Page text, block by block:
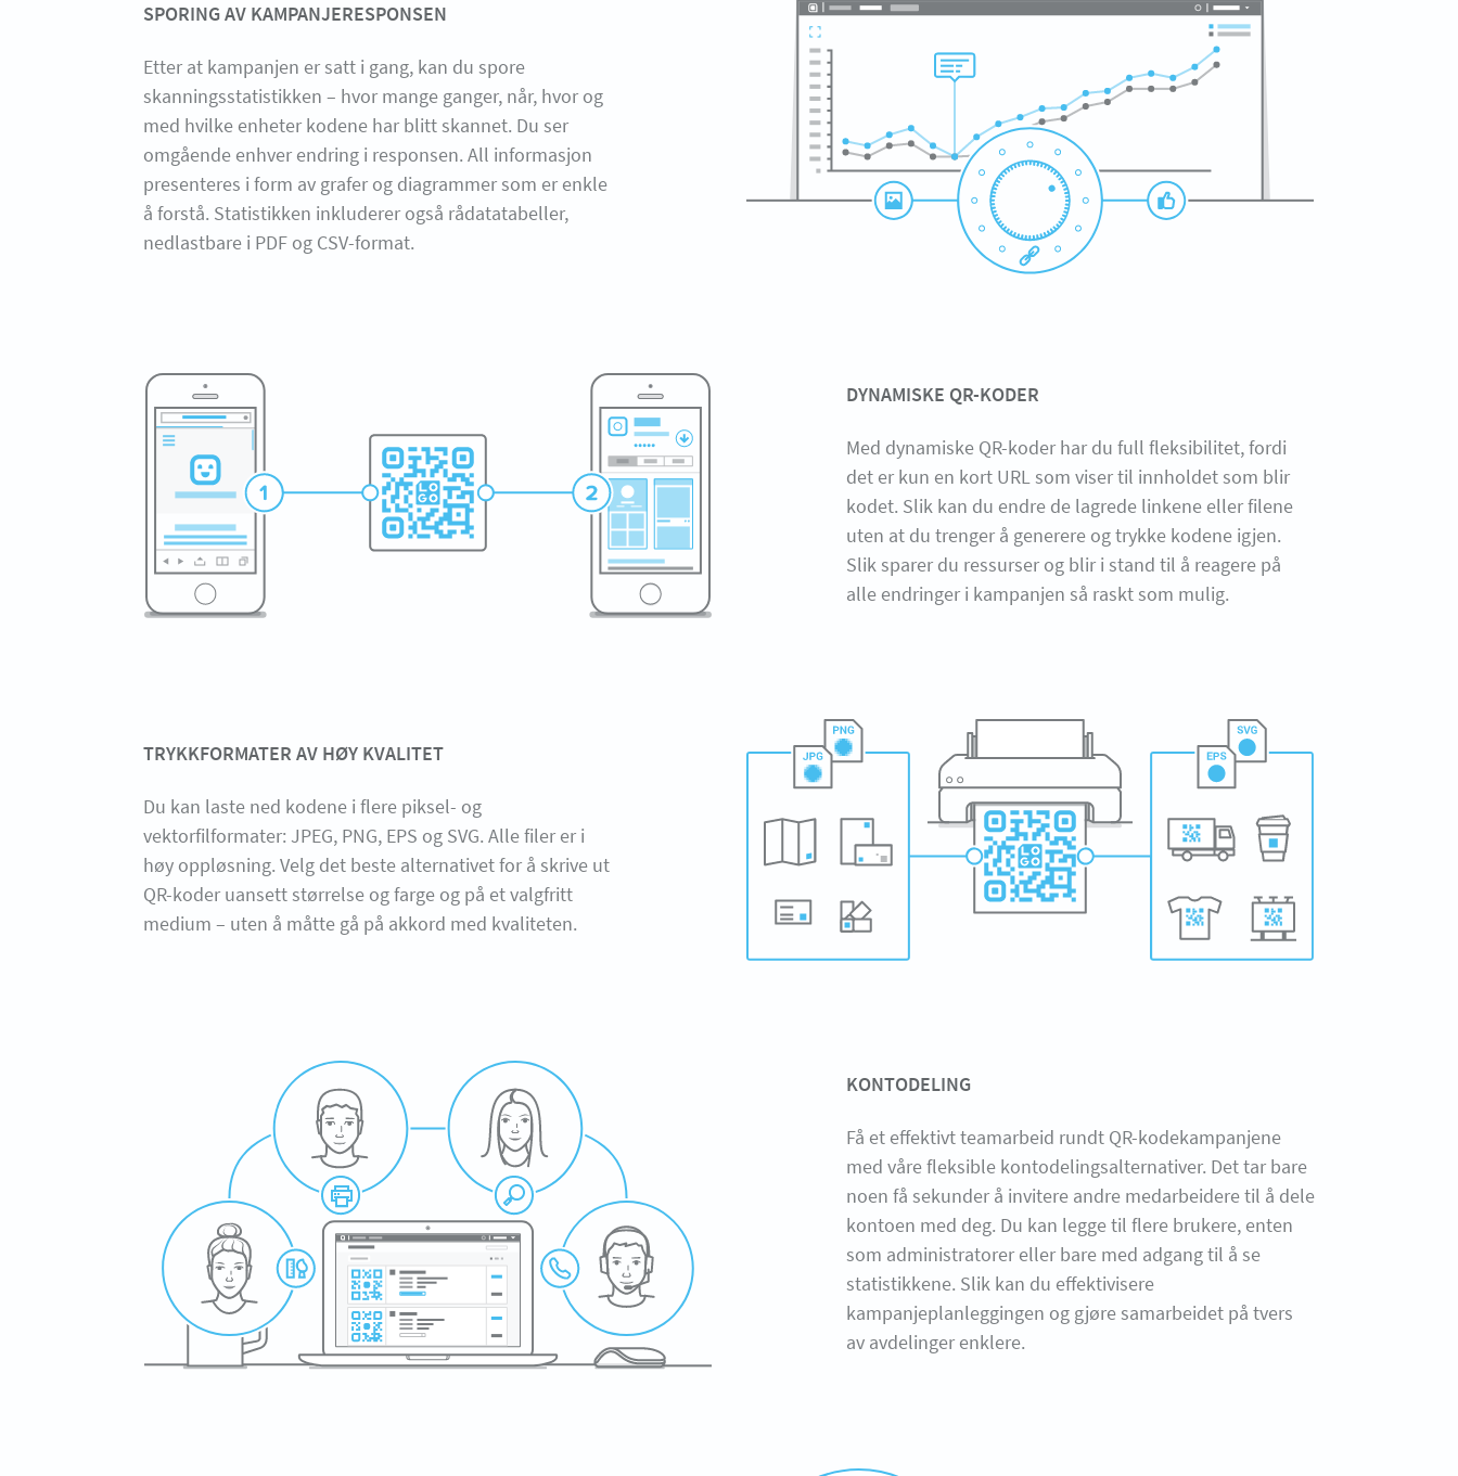
SPORING AV KAMPANJERESPONSEN
Etter at kampanjen er satt i gang, kan du spore
skanningsstatistikken – hvor mange ganger, når, hvor og
med hvilke enheter kodene har blitt skannet. Du ser
omgående enhver endring i responsen. All informasjon
presenteres i form av grafer og diagrammer som er enkle
å forstå. Statistikken inkluderer også rådatatabeller,
nedlastbare i PDF og CSV-format.
DYNAMISKE QR-KODER
Med dynamiske QR-koder har du full fleksibilitet, fordi
det er kun en kort URL som viser til innholdet som blir
kodet. Slik kan du endre de lagrede linkene eller filene
uten at du trenger å generere og trykke kodene igjen.
Slik sparer du ressurser og blir i stand til å reagere på
alle endringer i kampanjen så raskt som mulig.
TRYKKFORMATER AV HØY KVALITET
Du kan laste ned kodene i flere piksel- og
vektorfilformater: JPEG, PNG, EPS og SVG. Alle filer er i
høy oppløsning. Velg det beste alternativet for å skrive ut
QR-koder uansett størrelse og farge og på et valgfritt
medium – uten å måtte gå på akkord med kvaliteten.
KONTODELING
Få et effektivt teamarbeid rundt QR-kodekampanjene
med våre fleksible kontodelingsalternativer. Det tar bare
noen få sekunder å invitere andre medarbeidere til å dele
kontoen med deg. Du kan legge til flere brukere, enten
som administratorer eller bare med adgang til å se
statistikkene. Slik kan du effektivisere
kampanjeplanleggingen og gjøre samarbeidet på tvers
av avdelinger enklere.